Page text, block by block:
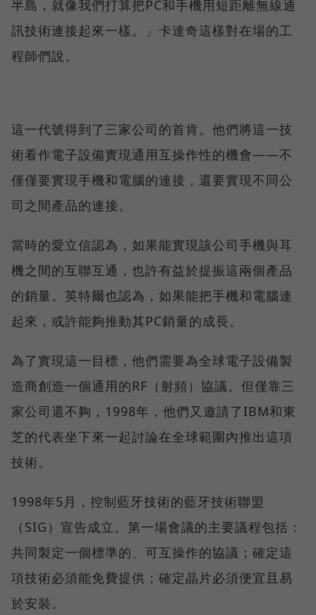
半島，就像我們打算把PC和手機用短距離無線通
訊技術連接起來一樣。」卡達奇這樣對在場的工
程師們說。
這一代號得到了三家公司的首肯。他們將這一技
術看作電子設備實現通用互操作性的機會——不
僅僅要實現手機和電腦的連接，還要實現不同公
司之間產品的連接。
當時的愛立信認為，如果能實現該公司手機與耳
機之間的互聯互通，也許有益於提振這兩個產品
的銷量。英特爾也認為，如果能把手機和電腦連
起來，或許能夠推動其PC銷量的成長。
為了實現這一目標，他們需要為全球電子設備製
造商創造一個通用的RF（射頻）協議。但僅靠三
家公司還不夠，1998年，他們又邀請了IBM和東
芝的代表坐下來一起討論在全球範圍內推出這項
技術。
1998年5月，控制藍牙技術的藍牙技術聯盟
（SIG）宣告成立。第一場會議的主要議程包括：
共同製定一個標準的、可互操作的協議；確定這
項技術必須能免費提供；確定晶片必須便宜且易
於安裝。